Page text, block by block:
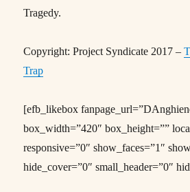
Tragedy.
Copyright: Project Syndicate 2017 –
Trap
[efb_likebox
box_width=”420″ box_height=””
responsive=”0″ show_faces=”1″
hide_cover=”0″ small_header=”0″